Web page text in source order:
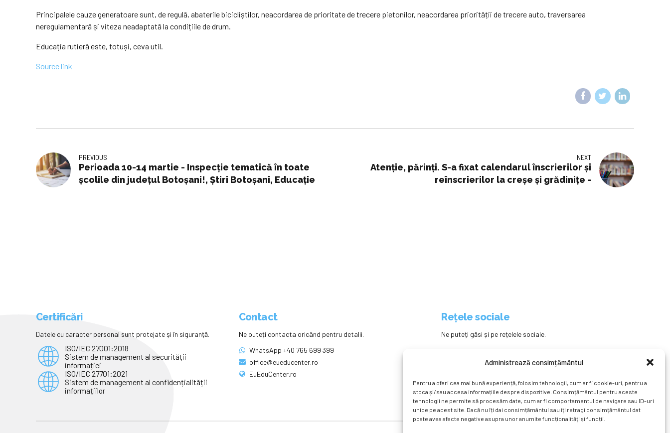
Administrează consimțământul
Pentru a oferi cea mai bună experiență, folosim tehnologii, cum ar fi cookie-uri, pentru a
stoca și/sau accesa informațiile despre dispozitive. Consimțământul pentru aceste
tehnologii ne permite să procesăm date, cum ar fi comportamentul de navigare sau ID-uri
unice pe acest site. Dacă nu îți dai consimțământul sau îți retragi consimțământul dat
poate avea afecte negative asupra unor anumite funcționalități și funcții.
Principalele cauze generatoare sunt, de regulă, abaterile bicicliștilor, neacordarea de prioritate de trecere pietonilor, neacordarea priorității de trecere auto, traversarea
neregulamentară și viteza neadaptată la condițiile de drum.
Educația rutieră este, totuși, ceva util.
Source link
PREVIOUS
Perioada 10-14 martie - Inspecție tematică în toate
școlile din județul Botoșani!, Știri Botoșani, Educație
NEXT
Atenție, părinți. S-a fixat calendarul înscrierilor și
reînscrierilor la creșe și grădinițe -
Certificări
Datele cu caracter personal sunt protejate și în siguranță.
ISO/IEC 27001:2018
Sistem de management al securității
informației
ISO/IEC 27701:2021
Sistem de management al confidențialității
informațiilor
Contact
Ne puteți contacta oricând pentru detalii.
WhatsApp +40 765 699 399
office@eueducenter.ro
EuEduCenter.ro
Rețele sociale
Ne puteți găsi și pe rețelele sociale.